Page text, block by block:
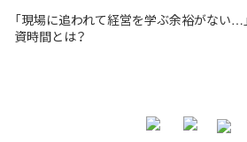
「現場に追われて経営を学ぶ余裕がない
資時間とは？